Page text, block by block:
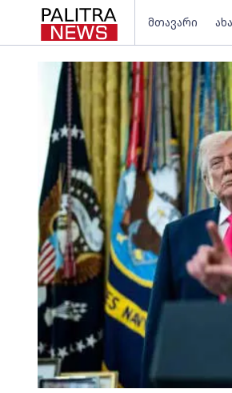
მთავარი